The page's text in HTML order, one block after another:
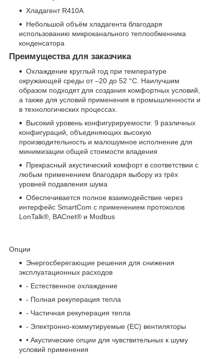
Хладагент R410A
Небольшой объём хладагента благодаря
использованию микроканального теплообменника
конденсатора
Преимущества для заказчика
Охлаждение круглый год при температуре
окружающей среды от –20 до 52 °C. Наилучшим
образом подходят для создания комфортных условий,
а также для условий применения в промышленности и
в технологических процессах.
Высокий уровень конфигурируемости: 9 различных
конфигураций, объединяющих высокую
производительность и малошумное исполнение для
минимизации общей стоимости владения
Прекрасный акустический комфорт в соответствии с
любым применением благодаря выбору из трёх
уровней подавления шума
Обеспечивается полное взаимодействие через
интерфейс SmartCom с применением протоколов
LonTalk®, BACnet® и Modbus
Опции
Энергосберегающие решения для снижения
эксплуатационных расходов
- Естественное охлаждение
- Полная рекуперация тепла
- Частичная рекуперация тепла
- Электронно-коммутируемые (EC) вентиляторы
• Акустические опции для чувствительных к шуму
условий применения